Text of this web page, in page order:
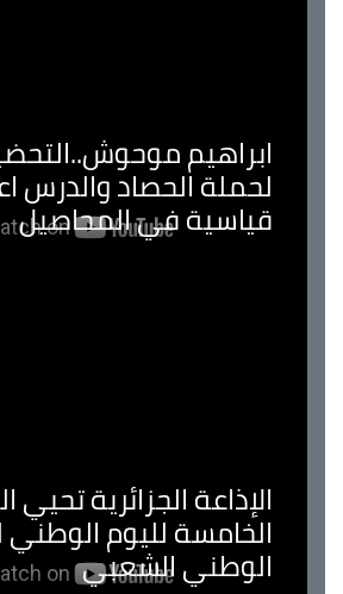
ابراهيم
لحملة الحصاد والدرس
قياسية في المحاصيل
الإذاعة الجزائرية تحيي
الخامسة لليوم الوطني
الوطني الشعبي